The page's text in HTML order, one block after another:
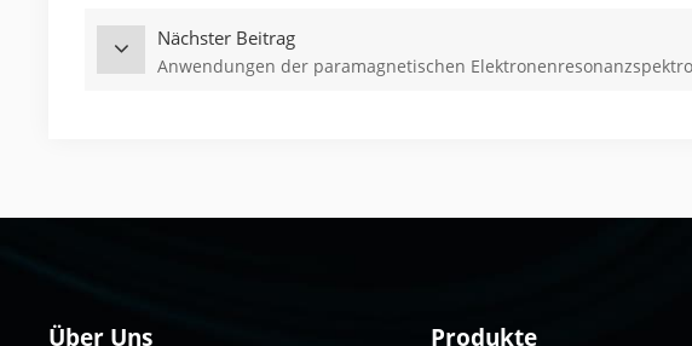
Nächster Beitrag
Anwendungen der paramagnetischen
Über Uns Produkte